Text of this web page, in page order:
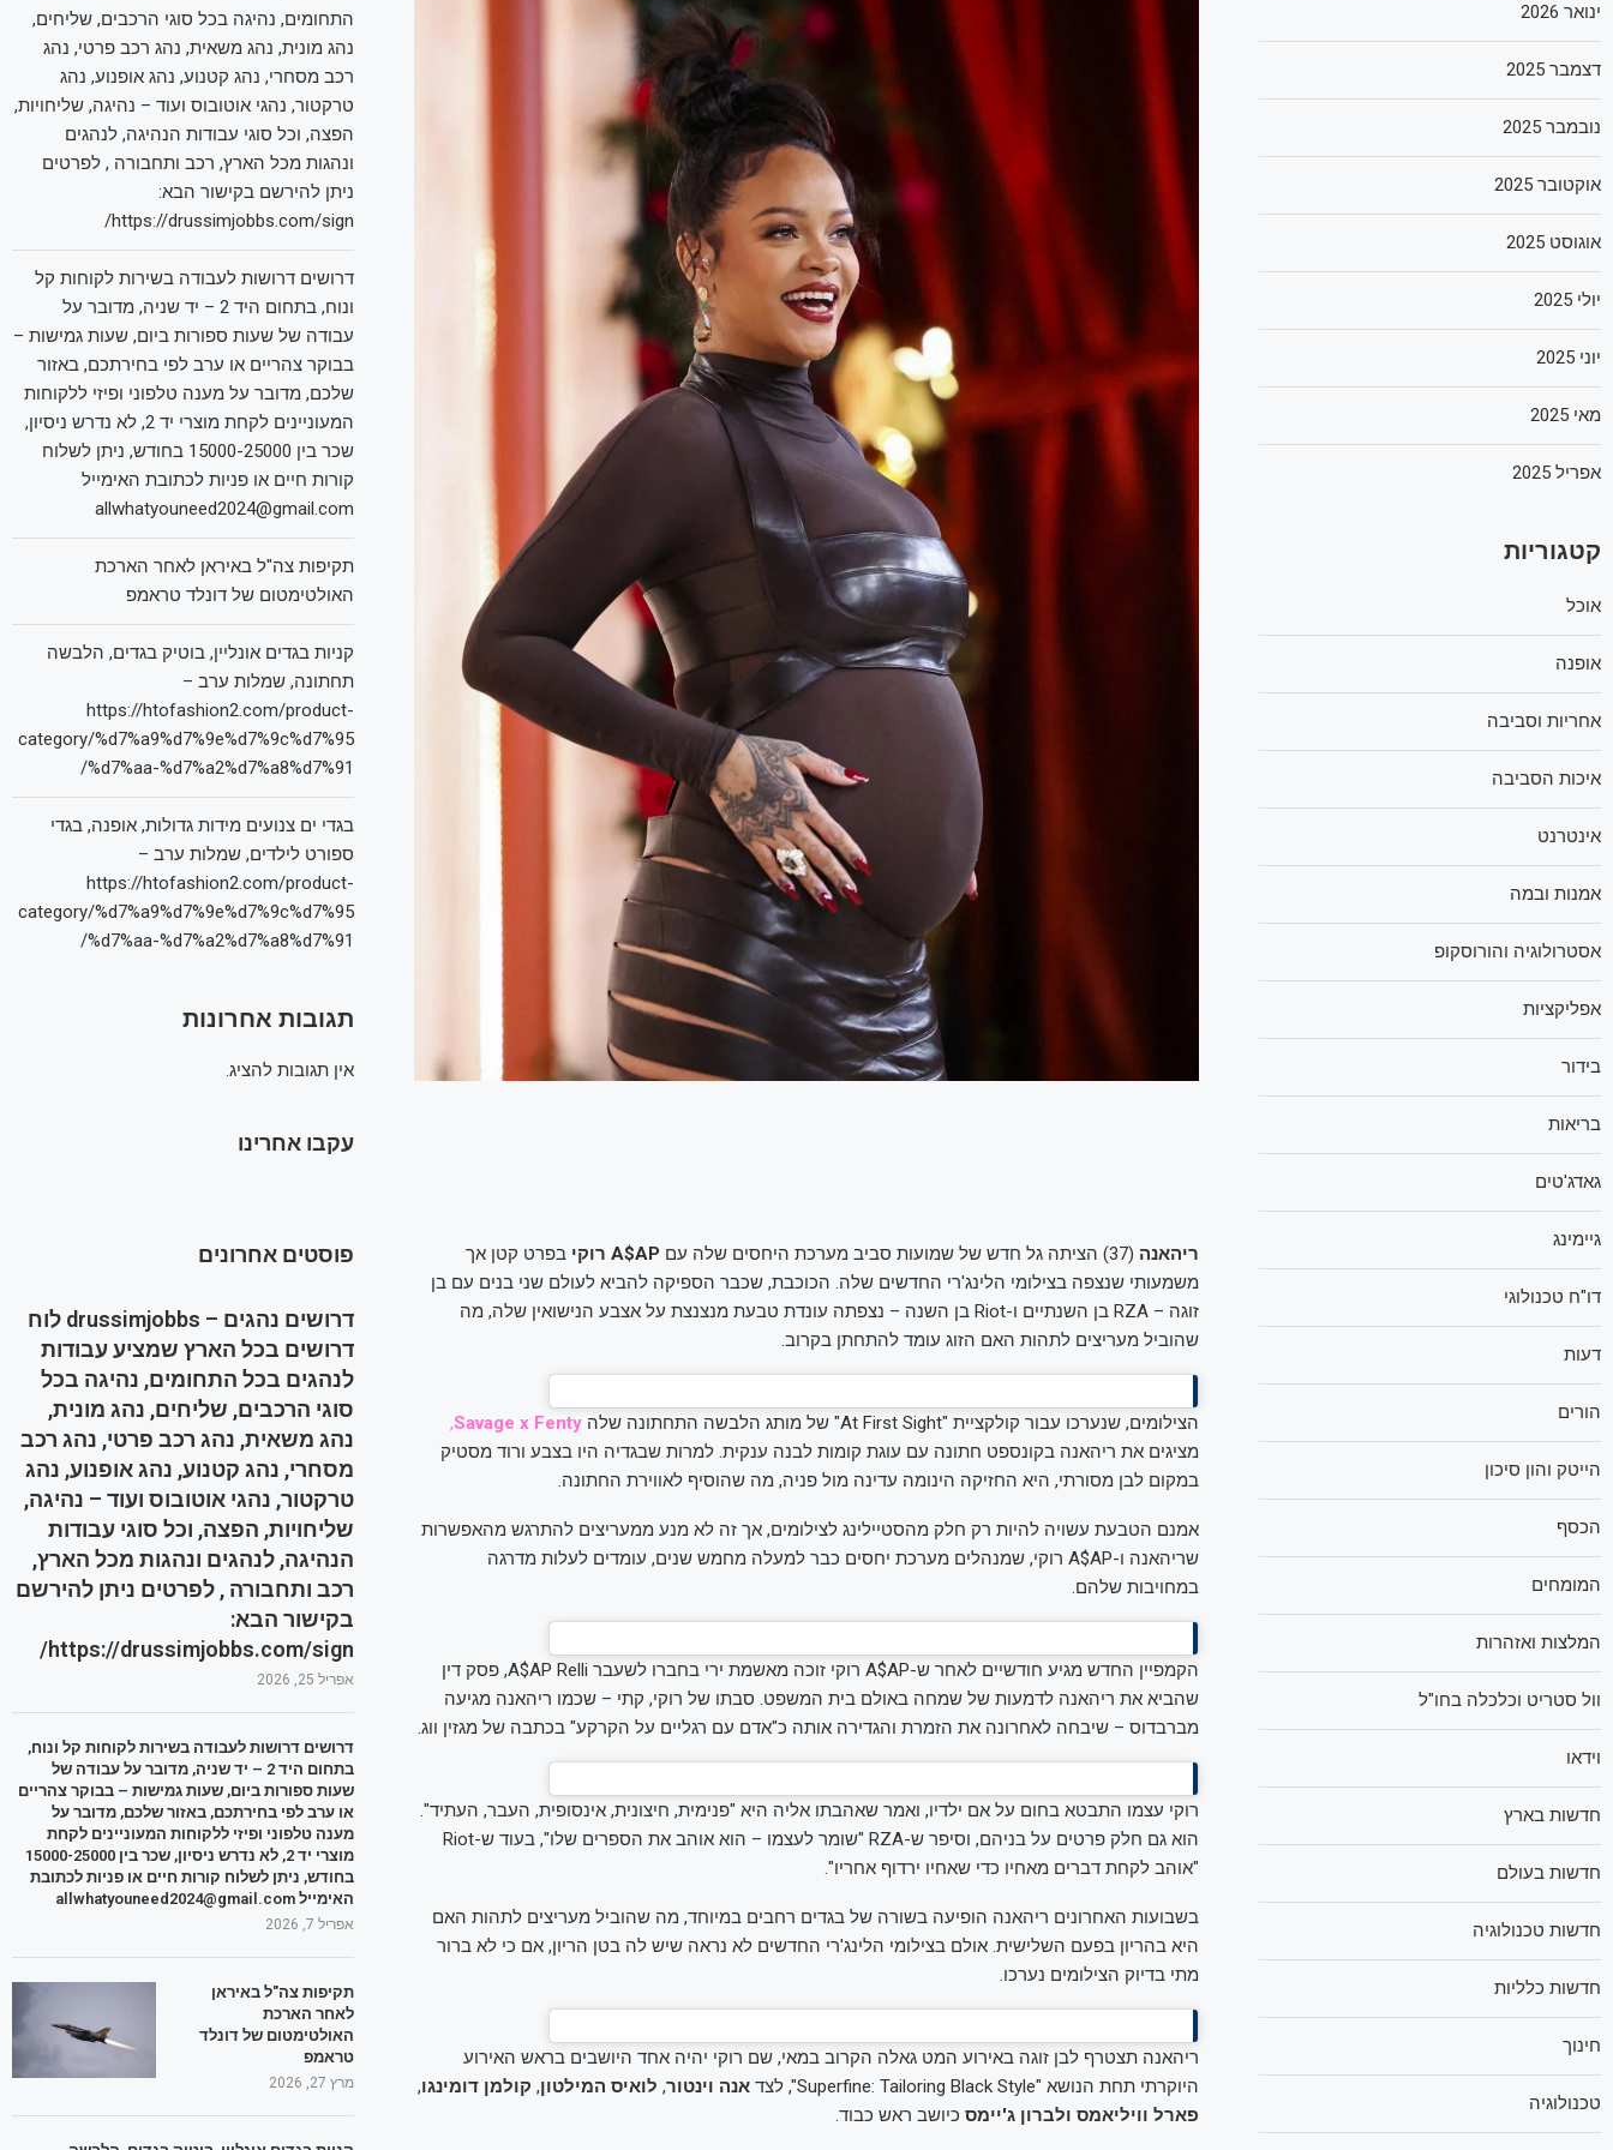
ריהאנה (37) הציתה גל חדש של שמועות סביב מערכת היחסים שלה עם A$AP רוקי בפרט קטן אך
משמעותי שנצפה בצילומי הלינג'רי החדשים שלה. הכוכבת, שכבר הספיקה להביא לעולם שני בנים עם בן
זוגה – RZA בן השנתיים ו-Riot בן השנה – נצפתה עונדת טבעת מנצנצת על אצבע הנישואין שלה, מה
שהוביל מעריצים לתהות האם הזוג עומד להתחתן בקרוב.
הצילומים, שנערכו עבור קולקציית "At First Sight" של מותג הלבשה התחתונה שלה Savage x Fenty
,
מציגים את ריהאנה בקונספט חתונה עם עוגת קומות לבנה ענקית. למרות שבגדיה היו בצבע ורוד מסטיק
במקום לבן מסורתי, היא החזיקה הינומה עדינה מול פניה, מה שהוסיף לאווירת החתונה.
אמנם הטבעת עשויה להיות רק חלק מהסטיילינג לצילומים, אך זה לא מנע ממעריצים להתרגש מהאפשרות
שריהאנה ו-A$AP רוקי, שמנהלים מערכת יחסים כבר למעלה מחמש שנים, עומדים לעלות מדרגה
במחויבות שלהם.
הקמפיין החדש מגיע חודשיים לאחר ש-A$AP רוקי זוכה מאשמת ירי בחברו לשעבר A$AP Relli, פסק דין
שהביא את ריהאנה לדמעות של שמחה באולם בית המשפט. סבתו של רוקי, קתי – שכמו ריהאנה מגיעה
מברבדוס – שיבחה לאחרונה את הזמרת והגדירה אותה כ"אדם עם רגליים על הקרקע" בכתבה של מגזין ווג.
רוקי עצמו התבטא בחום על אם ילדיו, ואמר שאהבתו אליה היא "פנימית, חיצונית, אינסופית, העבר, העתיד".
הוא גם חלק פרטים על בניהם, וסיפר ש-RZA "שומר לעצמו – הוא אוהב את הספרים שלו", בעוד ש-Riot
"אוהב לקחת דברים מאחיו כדי שאחיו ירדוף אחריו".
בשבועות האחרונים ריהאנה הופיעה בשורה של בגדים רחבים במיוחד, מה שהוביל מעריצים לתהות האם
היא בהריון בפעם השלישית. אולם בצילומי הלינג'רי החדשים לא נראה שיש לה בטן הריון, אם כי לא ברור
מתי בדיוק הצילומים נערכו.
ריהאנה תצטרף לבן זוגה באירוע המט גאלה הקרוב במאי, שם רוקי יהיה אחד היושבים בראש האירוע
היוקרתי תחת הנושא "Superfine: Tailoring Black Style", לצד
אנה וינטור, לואיס המילטון, קולמן דומינגו,
פארל וויליאמס ולברון ג'יימסכיושב ראש כבוד.
התחומים, נהיגה בכל סוגי הרכבים, שליחים,
נהג מונית, נהג משאית, נהג רכב פרטי, נהג
רכב מסחרי, נהג קטנוע, נהג אופנוע, נהג
טרקטור, נהגי אוטובוס ועוד – נהיגה, שליחויות,
הפצה, וכל סוגי עבודות הנהיגה, לנהגים
ונהגות מכל הארץ, רכב ותחבורה , לפרטים
ניתן להירשם בקישור הבא:
https://drussimjobbs.com/sign/
דרושים דרושות לעבודה בשירות לקוחות קל
ונוח, בתחום היד 2 – יד שניה, מדובר על
עבודה של שעות ספורות ביום, שעות גמישות –
בבוקר צהריים או ערב לפי בחירתכם, באזור
שלכם, מדובר על מענה טלפוני ופיזי ללקוחות
המעוניינים לקחת מוצרי יד 2, לא נדרש ניסיון,
שכר בין 15000-25000 בחודש, ניתן לשלוח
קורות חיים או פניות לכתובת האימייל
allwhatyouneed2024@gmail.com
תקיפות צה"ל באיראן לאחר הארכת
האולטימטום של דונלד טראמפ
קניות בגדים אונליין, בוטיק בגדים, הלבשה
תחתונה, שמלות ערב –
https://htofashion2.com/product-
category/%d7%a9%d7%9e%d7%9c%d7%95
%d7%aa-%d7%a2%d7%a8%d7%91/
בגדי ים צנועים מידות גדולות, אופנה, בגדי
ספורט לילדים, שמלות ערב –
https://htofashion2.com/product-
category/%d7%a9%d7%9e%d7%9c%d7%95
%d7%aa-%d7%a2%d7%a8%d7%91/
תגובות אחרונות
אין תגובות להציג.
עקבו אחרינו
פוסטים אחרונים
דרושים נהגים – drussimjobbs לוח
דרושים בכל הארץ שמציע עבודות
לנהגים בכל התחומים, נהיגה בכל
סוגי הרכבים, שליחים, נהג מונית,
נהג משאית, נהג רכב פרטי, נהג רכב
מסחרי, נהג קטנוע, נהג אופנוע, נהג
טרקטור, נהגי אוטובוס ועוד – נהיגה,
שליחויות, הפצה, וכל סוגי עבודות
הנהיגה, לנהגים ונהגות מכל הארץ,
רכב ותחבורה , לפרטים ניתן להירשם
בקישור הבא:
https://drussimjobbs.com/sign/
אפריל 25, 2026
דרושים דרושות לעבודה בשירות לקוחות קל ונוח,
בתחום היד 2 – יד שניה, מדובר על עבודה של
שעות ספורות ביום, שעות גמישות – בבוקר צהריים
או ערב לפי בחירתכם, באזור שלכם, מדובר על
מענה טלפוני ופיזי ללקוחות המעוניינים לקחת
מוצרי יד 2, לא נדרש ניסיון, שכר בין 15000-25000
בחודש, ניתן לשלוח קורות חיים או פניות לכתובת
האימייל allwhatyouneed2024@gmail.com
אפריל 7, 2026
תקיפות צה"ל באיראן
לאחר הארכת
האולטימטום של דונלד
טראמפ
מרץ 27, 2026
ינואר 2026
דצמבר 2025
נובמבר 2025
אוקטובר 2025
אוגוסט 2025
יולי 2025
יוני 2025
מאי 2025
אפריל 2025
קטגוריות
אוכל
אופנה
אחריות וסביבה
איכות הסביבה
אינטרנט
אמנות ובמה
אסטרולוגיה והורוסקופ
אפליקציות
בידור
בריאות
גאדג'טים
גיימינג
דו"ח טכנולוגי
דעות
הורים
הייטק והון סיכון
הכסף
המומחים
המלצות ואזהרות
וול סטריט וכלכלה בחו"ל
וידאו
חדשות בארץ
חדשות בעולם
חדשות טכנולוגיה
חדשות כלליות
חינוך
טכנולוגיה